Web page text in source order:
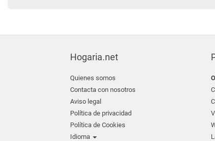
Hogaria.net
Quienes somos
Contacta con nosotros
Aviso legal
Política de privacidad
Política de Cookies
Idioma